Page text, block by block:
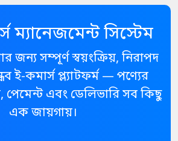
ম্যানেজমেন্ট সিস্টেম
জন্য সম্পূর্ণ স্বয়ংক্রিয়, নিরাপদ
ই-কমার্স প্ল্যাটফর্ম — পণ্যের
পেমেন্ট এবং ডেলিভারি সব কিছু
এক জায়গায়।